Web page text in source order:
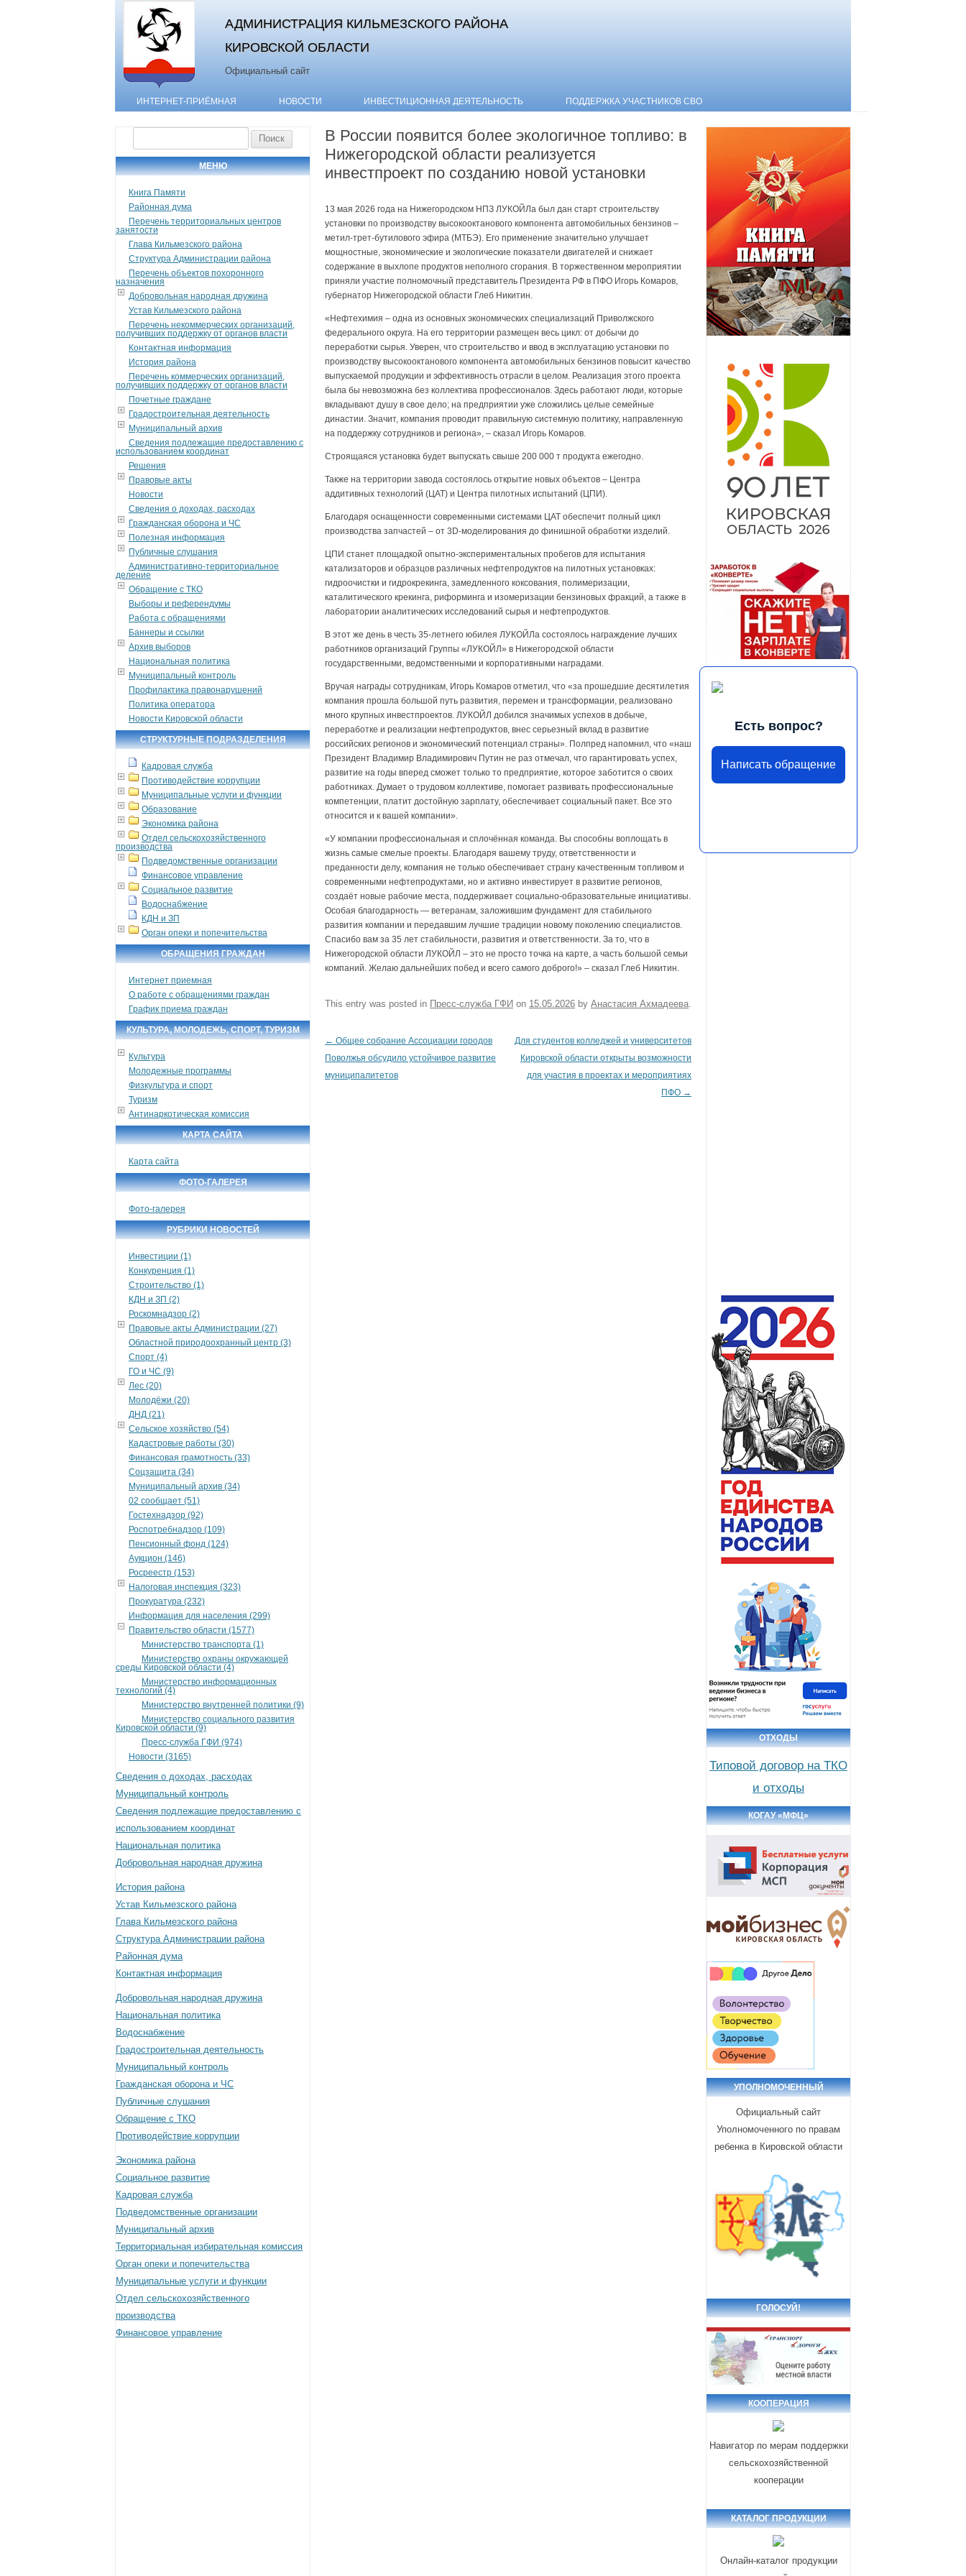
АДМИНИСТРАЦИЯ КИЛЬМЕЗСКОГО РАЙОНА
КИРОВСКОЙ ОБЛАСТИ
Официальный сайт
Skip to content
ИНТЕРНЕТ-ПРИЁМНАЯ НОВОСТИ ИНВЕСТИЦИОННАЯ ДЕЯТЕЛЬНОСТЬ ПОДДЕРЖКА УЧАСТНИКОВ СВО
МЕНЮ
Книга Памяти
Районная дума
Перечень территориальных центров
занятости
Глава Кильмезского района
Структура Администрации района
Перечень объектов похоронного
назначения
Добровольная народная дружина
Устав Кильмезского района
Перечень некоммерческих организаций,
получивших поддержку от органов власти
Контактная информация
История района
Перечень коммерческих организаций,
получивших поддержку от органов власти
Почетные граждане
Градостроительная деятельность
Муниципальный архив
Сведения подлежащие предоставлению с
использованием координат
Решения
Правовые акты
Новости
Сведения о доходах, расходах
Гражданская оборона и ЧС
Полезная информация
Публичные слушания
Административно-территориальное
деление
Обращение с ТКО
Выборы и референдумы
Работа с обращениями
Баннеры и ссылки
Архив выборов
Национальная политика
Муниципальный контроль
Профилактика правонарушений
Политика оператора
Новости Кировской области
СТРУКТУРНЫЕ ПОДРАЗДЕЛЕНИЯ
Кадровая служба
Противодействие коррупции
Муниципальные услуги и функции
Образование
Экономика района
Отдел сельскохозяйственного
производства
Подведомственные организации
Финансовое управление
Социальное развитие
Водоснабжение
КДН и ЗП
Орган опеки и попечительства
ОБРАЩЕНИЯ ГРАЖДАН
Интернет приемная
О работе с обращениями граждан
График приема граждан
КУЛЬТУРА, МОЛОДЕЖЬ, СПОРТ, ТУРИЗМ
Культура
Молодежные программы
Физкультура и спорт
Туризм
Антинаркотическая комиссия
КАРТА САЙТА
Карта сайта
ФОТО-ГАЛЕРЕЯ
Фото-галерея
РУБРИКИ НОВОСТЕЙ
Инвестиции (1)
Конкуренция (1)
Строительство (1)
КДН и ЗП (2)
Роскомнадзор (2)
Правовые акты Администрации (27)
Областной природоохранный центр (3)
Спорт (4)
ГО и ЧС (9)
Лес (20)
Молодёжи (20)
ДНД (21)
Сельское хозяйство (54)
Кадастровые работы (30)
Финансовая грамотность (33)
Соцзащита (34)
Муниципальный архив (34)
02 сообщает (51)
Гостехнадзор (92)
Роспотребнадзор (109)
Пенсионный фонд (124)
Аукцион (146)
Росреестр (153)
Налоговая инспекция (323)
Прокуратура (232)
Информация для населения (299)
Правительство области (1577)
Министерство транспорта (1)
Министерство охраны окружающей
среды Кировской области (4)
Министерство информационных
технологий (4)
Министерство внутренней политики (9)
Министерство социального развития
Кировской области (9)
Пресс-служба ГФИ (974)
Новости (3165)
Сведения о доходах, расходах
Муниципальный контроль
Сведения подлежащие предоставлению с
использованием координат
Национальная политика
Добровольная народная дружина
История района
Устав Кильмезского района
Глава Кильмезского района
Структура Администрации района
Районная дума
Контактная информация
Добровольная народная дружина
Национальная политика
Водоснабжение
Градостроительная деятельность
Муниципальный контроль
Гражданская оборона и ЧС
Публичные слушания
Обращение с ТКО
Противодействие коррупции
Экономика района
Социальное развитие
Кадровая служба
Подведомственные организации
Муниципальный архив
Территориальная избирательная комиссия
Орган опеки и попечительства
Муниципальные услуги и функции
Отдел сельскохозяйственного
производства
Финансовое управление
В России появится более экологичное топливо: в
Нижегородской области реализуется
инвестпроект по созданию новой установки
13 мая 2026 года на Нижегородском НПЗ ЛУКОЙЛа был дан старт строительству
установки по производству высокооктанового компонента автомобильных бензинов –
метил-трет-бутилового эфира (МТБЭ). Его применение значительно улучшает
мощностные, экономические и экологические показатели двигателей и снижает
содержание в выхлопе продуктов неполного сгорания. В торжественном мероприятии
приняли участие полномочный представитель Президента РФ в ПФО Игорь Комаров,
губернатор Нижегородской области Глеб Никитин.
«Нефтехимия – одна из основных экономических специализаций Приволжского
федерального округа. На его территории размещен весь цикл: от добычи до
переработки сырья. Уверен, что строительство и ввод в эксплуатацию установки по
производству высокооктанового компонента автомобильных бензинов повысит качество
выпускаемой продукции и эффективность отрасли в целом. Реализация этого проекта
была бы невозможна без коллектива профессионалов. Здесь работают люди, которые
вкладывают душу в свое дело; на предприятии уже сложились целые семейные
династии. Значит, компания проводит правильную системную политику, направленную
на поддержку сотрудников и региона», – сказал Игорь Комаров.
Строящаяся установка будет выпускать свыше 200 000 т продукта ежегодно.
Также на территории завода состоялось открытие новых объектов – Центра
аддитивных технологий (ЦАТ) и Центра пилотных испытаний (ЦПИ).
Благодаря оснащенности современными системами ЦАТ обеспечит полный цикл
производства запчастей – от 3D-моделирования до финишной обработки изделий.
ЦПИ станет площадкой опытно-экспериментальных пробегов для испытания
катализаторов и образцов различных нефтепродуктов на пилотных установках:
гидроочистки и гидрокрекинга, замедленного коксования, полимеризации,
каталитического крекинга, риформинга и изомеризации бензиновых фракций, а также в
лаборатории аналитических исследований сырья и нефтепродуктов.
В этот же день в честь 35-летнего юбилея ЛУКОЙЛа состоялось награждение лучших
работников организаций Группы «ЛУКОЙЛ» в Нижегородской области
государственными, ведомственными и корпоративными наградами.
Вручая награды сотрудникам, Игорь Комаров отметил, что «за прошедшие десятилетия
компания прошла большой путь развития, перемен и трансформации, реализовано
много крупных инвестпроектов. ЛУКОЙЛ добился значимых успехов в добыче,
переработке и реализации нефтепродуктов, внес серьезный вклад в развитие
российских регионов и экономический потенциал страны». Полпред напомнил, что «наш
Президент Владимир Владимирович Путин не раз отмечал, что гарантировать успех,
развитие на годы вперед сможет только то предприятие, которое заботится о своих
работниках. Думает о трудовом коллективе, помогает развивать профессиональные
компетенции, платит достойную зарплату, обеспечивает социальный пакет. Все это
относится и к вашей компании».
«У компании профессиональная и сплочённая команда. Вы способны воплощать в
жизнь самые смелые проекты. Благодаря вашему труду, ответственности и
преданности делу, компания не только обеспечивает страну качественным топливом и
современными нефтепродуктами, но и активно инвестирует в развитие регионов,
создаёт новые рабочие места, поддерживает социально-образовательные инициативы.
Особая благодарность — ветеранам, заложившим фундамент для стабильного
развития компании и передавшим лучшие традиции новому поколению специалистов.
Спасибо вам за 35 лет стабильности, развития и ответственности. За то, что в
Нижегородской области ЛУКОЙЛ – это не просто точка на карте, а часть большой семьи
компаний. Желаю дальнейших побед и всего самого доброго!» – сказал Глеб Никитин.
This entry was posted in Пресс-служба ГФИ on 15.05.2026 by Анастасия Ахмадеева
Post navigation
← Общее собрание Ассоциации городов
Поволжья обсудило устойчивое развитие
муниципалитетов
Для студентов колледжей и университетов
Кировской области открыты возможности
для участия в проектах и мероприятиях
ПФО →
Есть вопрос?
Написать обращение
ОТХОДЫ
Типовой договор на ТКО
и отходы
КОГАУ «МФЦ»
УПОЛНОМОЧЕННЫЙ
Официальный сайт
Уполномоченного по правам
ребенка в Кировской области
ГОЛОСУЙ!
КООПЕРАЦИЯ
Навигатор по мерам поддержки
сельскохозяйственной
кооперации
КАТАЛОГ ПРОДУКЦИИ
Онлайн-каталог продукции